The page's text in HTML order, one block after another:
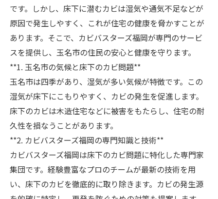
です。しかし、床下に潜むカビは湿気や通気不足などが
原因で発生しやすく、これが住宅の健康を脅かすことが
あります。そこで、カビバスターズ福岡が専門のサービ
スを提供し、玉名市の住民の安心と健康を守ります。
**1. 玉名市の気候と床下のカビ問題**
玉名市は四季があり、湿気が多い気候が特徴です。この
湿気が床下にこもりやすく、カビの発生を促進します。
床下のカビは木造住宅などに被害をもたらし、住宅の耐
久性を損なうことがあります。
**2. カビバスターズ福岡の専門知識と技術**
カビバスターズ福岡は床下のカビ問題に特化した専門家
集団です。経験豊富なプロのチームが最新の技術を用
い、床下のカビを徹底的に取り除きます。カビの発生源